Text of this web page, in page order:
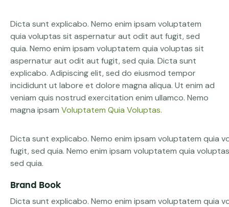
Dicta sunt explicabo. Nemo enim ipsam voluptatem
quia voluptas sit aspernatur aut odit aut fugit, sed
quia. Nemo enim ipsam voluptatem quia voluptas sit
aspernatur aut odit aut fugit, sed quia. Dicta sunt
explicabo. Adipiscing elit, sed do eiusmod tempor
incididunt ut labore et dolore magna aliqua. Ut enim ad
veniam quis nostrud exercitation enim ullamco. Nemo
magna ipsam Voluptatem Quia Voluptas.
Dicta sunt explicabo. Nemo enim ipsam voluptatem quia
fugit, sed quia. Nemo enim ipsam voluptatem quia
sed quia.
Brand Book
Dicta sunt explicabo. Nemo enim ipsam voluptatem quia